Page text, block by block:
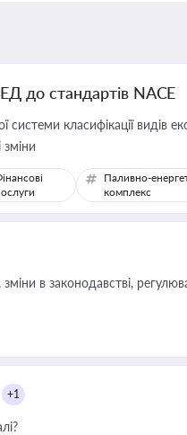
до стандартів NACE
системи класифікації видів
Паливно-
комплекс
в законодавстві,
+1